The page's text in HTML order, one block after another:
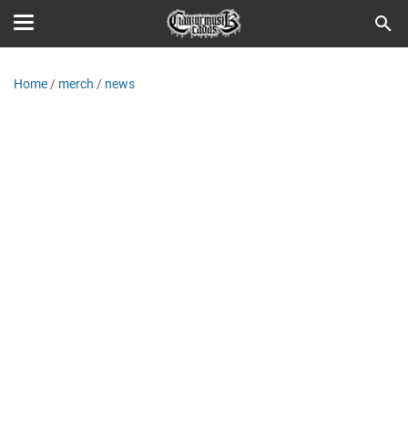
Home / merch / news